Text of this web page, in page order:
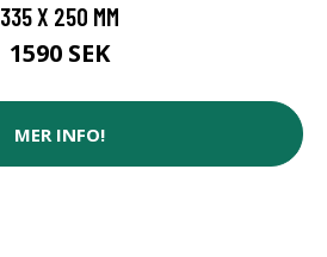
335 X 250 MM
1590 SEK
MER INFO!